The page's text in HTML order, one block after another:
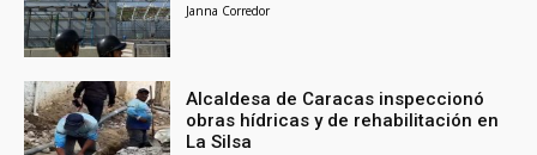
Janna Corredor
Alcaldesa de Caracas inspeccionó
obras hídricas y de rehabilitación en
La Silsa